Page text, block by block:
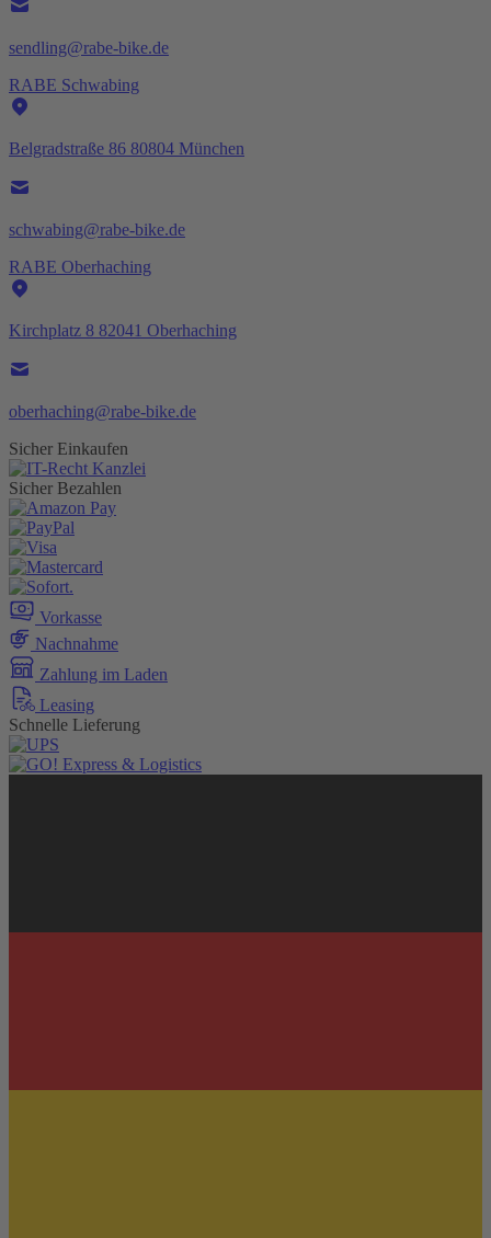
sendling@rabe-bike.de
RABE Schwabing
Belgradstraße 86 80804 München
schwabing@rabe-bike.de
RABE Oberhaching
Kirchplatz 8 82041 Oberhaching
oberhaching@rabe-bike.de
Sicher Einkaufen
Sicher Bezahlen
Vorkasse
Nachnahme
Zahlung im Laden
Leasing
Schnelle Lieferung